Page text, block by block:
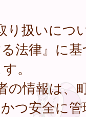
扱いにつ
法律』に
。
情報は、
つ安全に